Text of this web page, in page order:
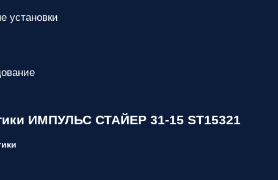
установки
ИМПУЛЬС СТАЙЕР 31-15 ST15321